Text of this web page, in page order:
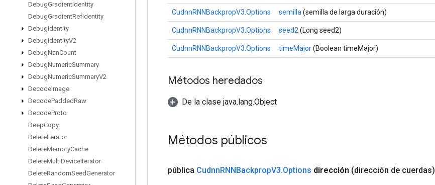
DebugGradientIdentity
DebugGradientRefIdentity
DebugIdentity
DebugIdentityV2
DebugNanCount
DebugNumericSummary
DebugNumericSummaryV2
DecodeImage
DecodePaddedRaw
DecodeProto
DeepCopy
DeleteIterator
DeleteMemoryCache
DeleteMultiDeviceIterator
DeleteRandomSeedGenerator
CudnnRNNBackpropV3.Options semilla (semilla de larga duración)
CudnnRNNBackpropV3.Options seed2 (Long seed2)
CudnnRNNBackpropV3.Options timeMajor(Boolean timeMajor)
Métodos heredados
De la clase java.lang.Object
Métodos públicos
pública CudnnRNNBackpropV3.Options dirección (dirección de cuerdas)